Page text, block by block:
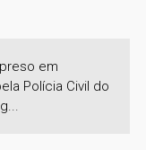
em
Polícia Civil do